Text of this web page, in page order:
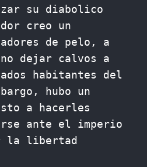
su diabolico
creo un
de pelo, a
dejar calvos a
habitantes del
hubo un
a hacerles
ante el imperio
la libertad